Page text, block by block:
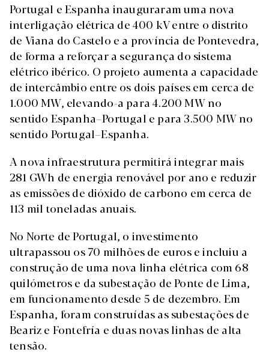
Portugal e Espanha inauguraram uma nova
interligação elétrica de 400 kV entre o distrito
de Viana do Castelo e a província de Pontevedra,
de forma a reforçar a segurança do sistema
elétrico ibérico. O projeto aumenta a capacidade
de intercâmbio entre os dois países em cerca de
1.000 MW, elevando-a para 4.200 MW no
sentido Espanha–Portugal e para 3.500 MW no
sentido Portugal–Espanha.
A nova infraestrutura permitirá integrar mais
281 GWh de energia renovável por ano e reduzir
as emissões de dióxido de carbono em cerca de
113 mil toneladas anuais.
No Norte de Portugal, o investimento
ultrapassou os 70 milhões de euros e incluiu a
construção de uma nova linha elétrica com 68
quilómetros e da subestação de Ponte de Lima,
em funcionamento desde 5 de dezembro. Em
Espanha, foram construídas as subestações de
Beariz e Fontefría e duas novas linhas de alta
tensão.